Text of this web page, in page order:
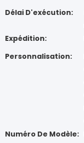
Délai D'exécution:
Expédition:
Personnalisation:
Numéro De Modèle: